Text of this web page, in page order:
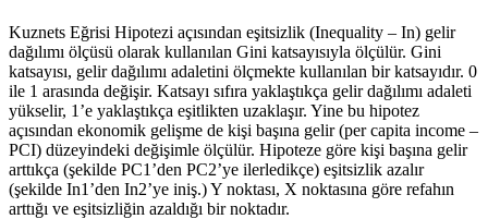
Kuznets Eğrisi Hipotezi açısından eşitsizlik (Inequality – In) gelir
dağılımı ölçüsü olarak kullanılan Gini katsayısıyla ölçülür. Gini
katsayısı, gelir dağılımı adaletini ölçmekte kullanılan bir katsayıdır. 0
ile 1 arasında değişir. Katsayı sıfıra yaklaştıkça gelir dağılımı adaleti
yükselir, 1’e yaklaştıkça eşitlikten uzaklaşır. Yine bu hipotez
açısından ekonomik gelişme de kişi başına gelir (per capita income –
PCI) düzeyindeki değişimle ölçülür. Hipoteze göre kişi başına gelir
arttıkça (şekilde PC1’den PC2’ye ilerledikçe) eşitsizlik azalır
(şekilde In1’den In2’ye iniş.) Y noktası, X noktasına göre refahın
arttığı ve eşitsizliğin azaldığı bir noktadır.